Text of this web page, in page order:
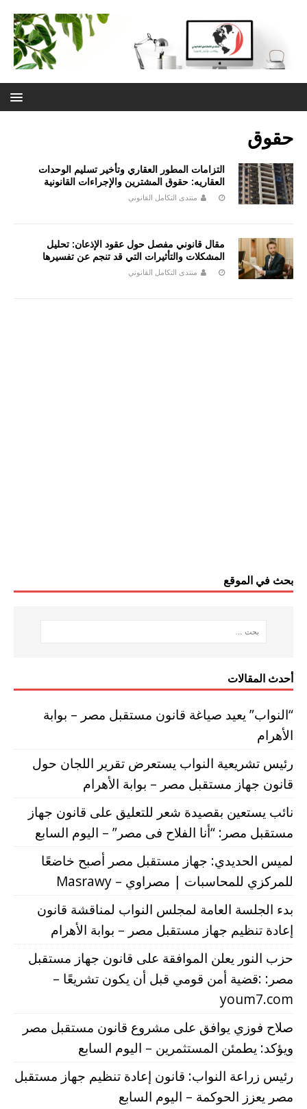
حقوق
التزامات المطور العقاري وتأخير تسليم الوحدات
العقاريه: حقوق المشترين والإجراءات القانونية
منتدى التكامل القانوني
مقال قانوني مفصل حول عقود الإذعان: تحليل
المشكلات والتأثيرات التي قد تنجم عن تفسيرها
منتدى التكامل القانوني
بحث في الموقع
أحدث المقالات
“النواب” يعيد صياغة قانون مستقبل مصر – بوابة
الأهرام
رئيس تشريعية النواب يستعرض تقرير اللجان حول
قانون جهاز مستقبل مصر – بوابة الأهرام
نائب يستعين بقصيدة شعر للتعليق على قانون جهاز
مستقبل مصر: “أنا الفلاح فى مصر” – اليوم السابع
لميس الحديدي: جهاز مستقبل مصر أصبح خاضعًا
للمركزي للمحاسبات | مصراوي – Masrawy
بدء الجلسة العامة لمجلس النواب لمناقشة قانون
إعادة تنظيم جهاز مستقبل مصر – بوابة الأهرام
حزب النور يعلن الموافقة على قانون جهاز مستقبل
مصر: :قضية أمن قومي قبل أن يكون تشريعًا –
youm7.com
صلاح فوزي يوافق على مشروع قانون مستقبل مصر
ويؤكد: يطمئن المستثمرين – اليوم السابع
رئيس زراعة النواب: قانون إعادة تنظيم جهاز مستقبل
مصر يعزز الحوكمة – اليوم السابع